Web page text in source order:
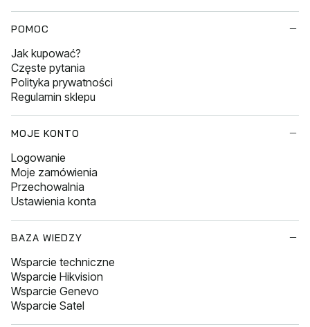
POMOC
Jak kupować?
Częste pytania
Polityka prywatności
Regulamin sklepu
MOJE KONTO
Logowanie
Moje zamówienia
Przechowalnia
Ustawienia konta
BAZA WIEDZY
Wsparcie techniczne
Wsparcie Hikvision
Wsparcie Genevo
Wsparcie Satel